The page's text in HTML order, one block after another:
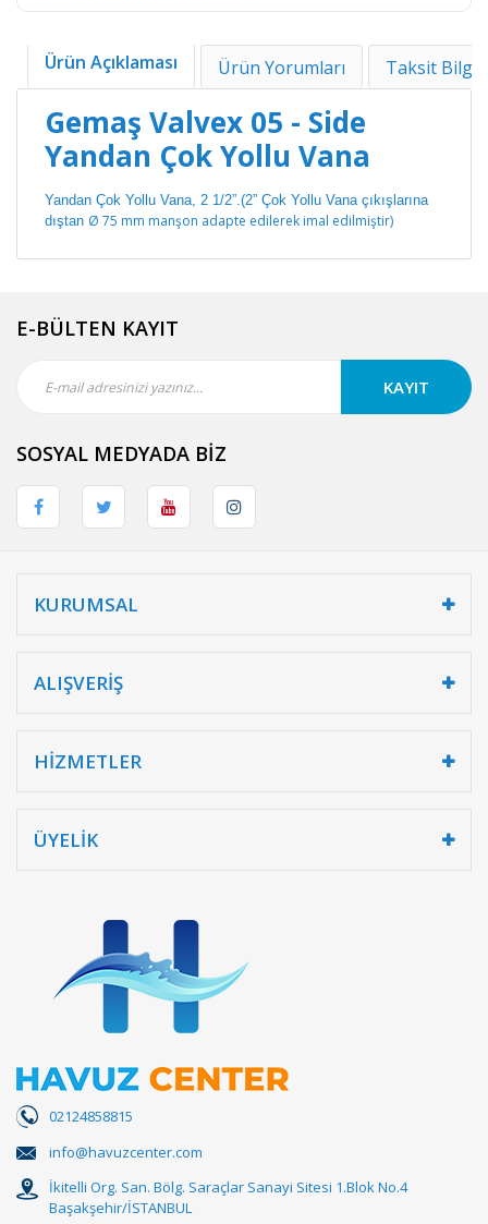
Ürün Açıklaması Ürün Yorumları Taksit
Gemaş Valvex 05 - Side
Yandan Çok Yollu Vana
Yandan Çok Yollu Vana, 2 1/2”.(2” Çok Yollu Vana çıkışlarına
dıştan Ø 75 mm manşon adapte edilerek imal edilmiştir)
E-BÜLTEN KAYIT
KAYIT
SOSYAL MEDYADA BİZ
KURUMSAL
ALIŞVERİŞ
HİZMETLER
ÜYELİK
02124858815
info@havuzcenter.com
İkitelli Org. San. Bölg. Saraçlar Sanayi Sitesi 1.Blok No.4
Başakşehir/İSTANBUL